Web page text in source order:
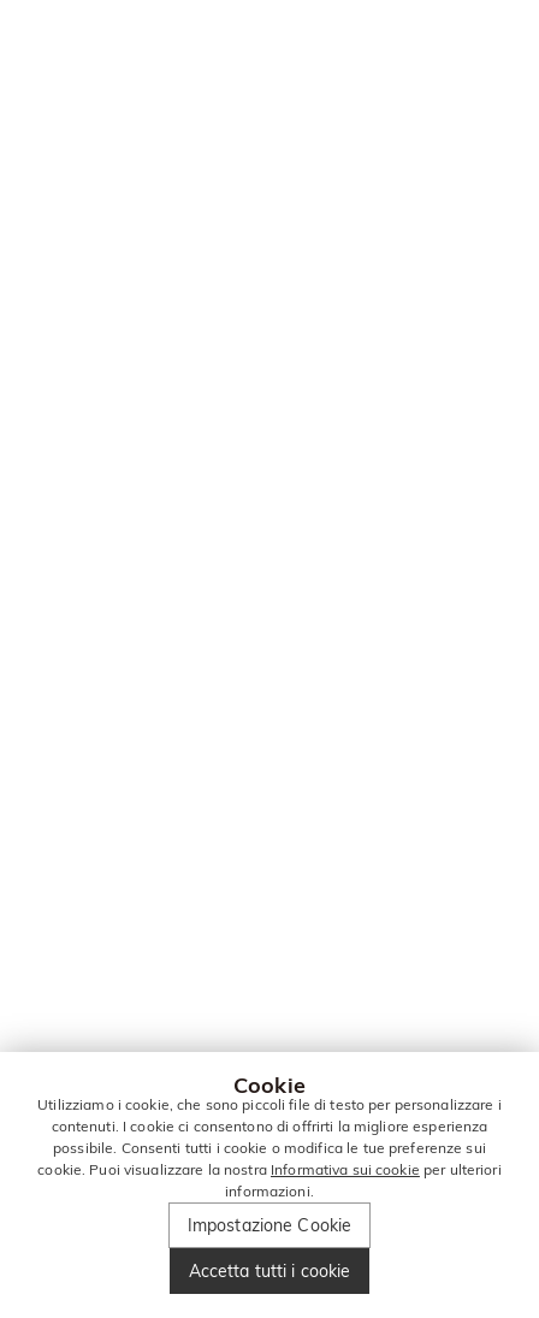
Cookie
Utilizziamo i cookie, che sono piccoli file di testo per personalizzare i
contenuti. I cookie ci consentono di offrirti la migliore esperienza
possibile. Consenti tutti i cookie o modifica le tue preferenze sui
cookie. Puoi visualizzare la nostra Informativa sui cookie per ulteriori
informazioni.
Impostazione Cookie
Accetta tutti i cookie